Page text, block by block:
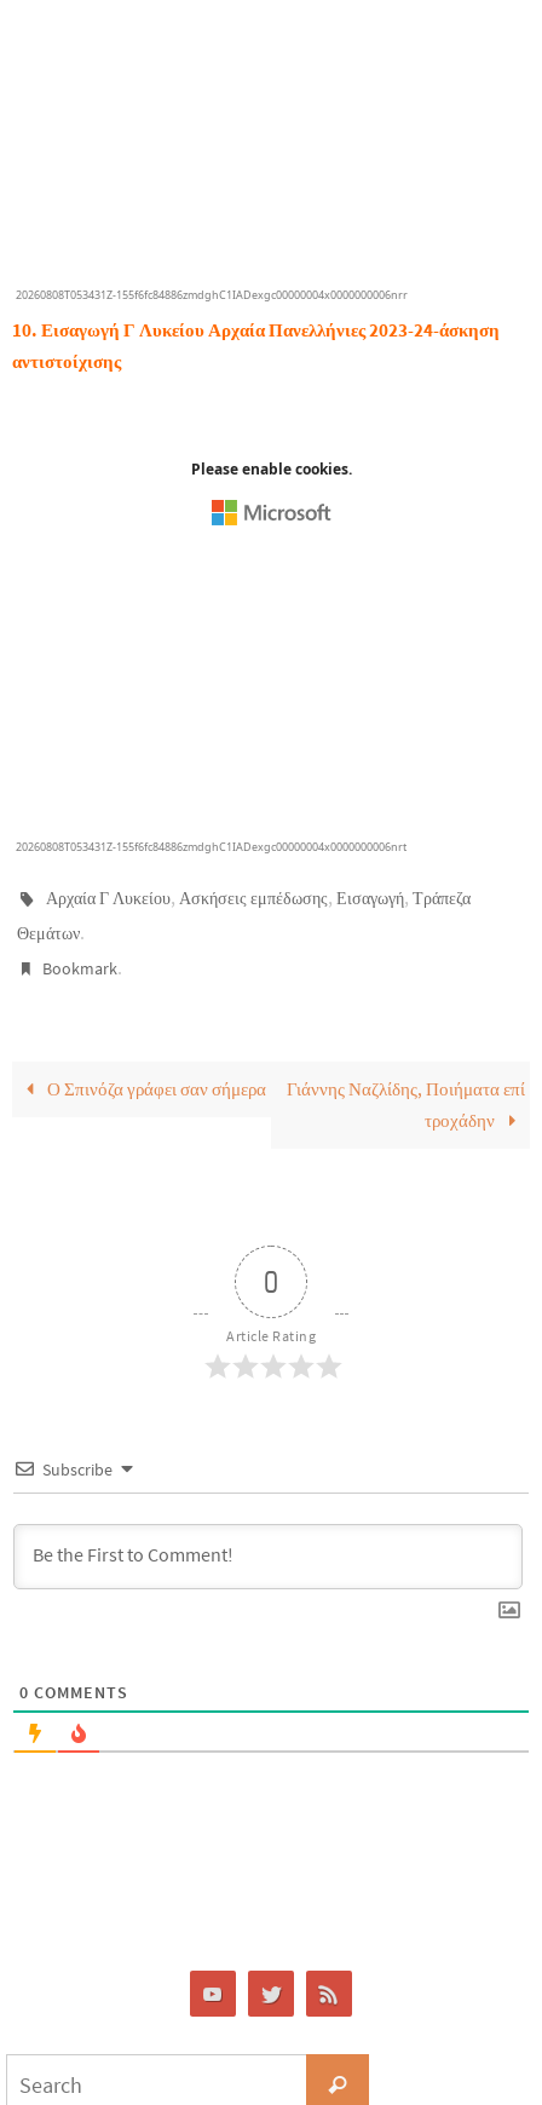
10. Εισαγωγή Γ Λυκείου Αρχαία Πανελλήνιες 2023-24-άσκηση
αντιστοίχισης
Αρχαία Γ Λυκείου, Ασκήσεις εμπέδωσης,Εισαγωγή,Τράπεζα
Θεμάτων.
Bookmark.
Ο Σπινόζα γράφει σαν σήμερα
Γιάννης Ναζλίδης, Ποιήματα επί
τροχάδην
0
Article Rating
Subscribe
0 COMMENTS